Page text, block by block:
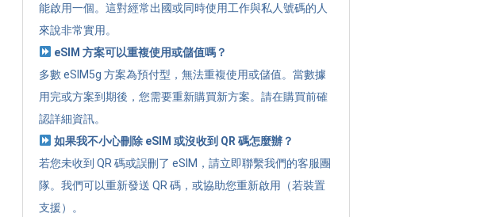
能啟用一個。這對經常出國或同時使用工作與私人號碼的人
來說非常實用。
eSIM 方案可以重複使用或儲值嗎？
多數 eSIM5g 方案為預付型，無法重複使用或儲值。當數據
用完或方案到期後，您需要重新購買新方案。請在購買前確
認詳細資訊。
如果我不小心刪除 eSIM 或沒收到 QR 碼怎麼辦？
若您未收到 QR 碼或誤刪了 eSIM，請立即聯繫我們的客服團
隊。我們可以重新發送 QR 碼，或協助您重新啟用（若裝置
支援）。